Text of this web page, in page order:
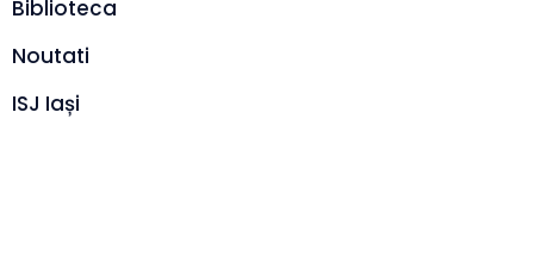
Biblioteca
Noutati
ISJ Iași